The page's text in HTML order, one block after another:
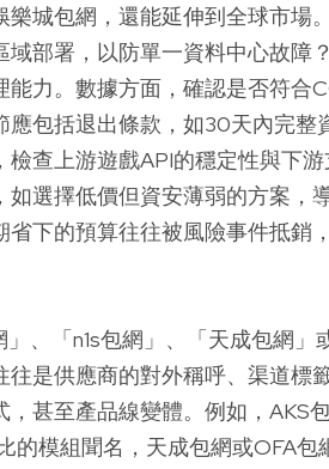
城包網，還能延伸到全球市場
部署，以防單一資料中心故障
力。數據方面，確認是否符合
包括退出條款，如30天內完整
查上游遊戲API的穩定性與下
選擇低價但資安薄弱的方案，
下的預算往往被風險事件抵銷
、「n1s包網」、「天成包網」
是供應商的對外稱呼、渠道標
甚至產品線變體。例如，AKS
的模組聞名，天成包網或OFA包